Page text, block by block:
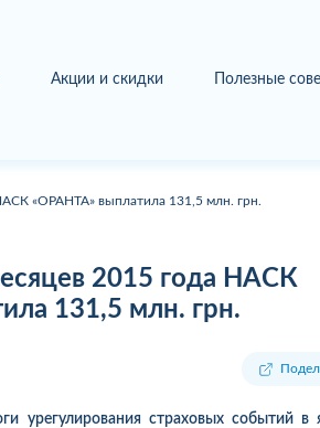
Акции и скидки Полезные
«ОРАНТА» выплатила 131,5 млн. грн.
2015 года НАСК
131,5 млн. грн.
урегулирования страховых событий в